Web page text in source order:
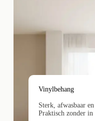
Vinylbehang
Sterk, afwasbaar
Praktisch zonder